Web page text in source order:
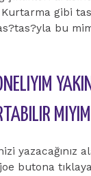
gibi
bu
yazacağınız
butona